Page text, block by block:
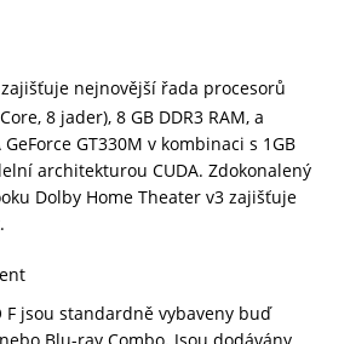
nejnovější řada procesorů
8 jader), 8 GB DDR3 RAM, a
GT330M v kombinaci s 1GB
architekturou CUDA. Zdokonalený
Dolby Home Theater v3 zajišťuje
F jsou standardně vybaveny buď